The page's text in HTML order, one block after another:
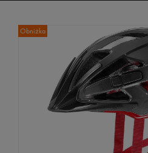
Obniżka